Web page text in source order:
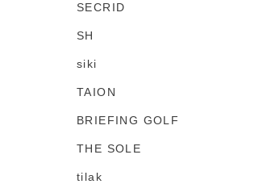
SECRID
SH
siki
TAION
BRIEFING GOLF
THE SOLE
tilak